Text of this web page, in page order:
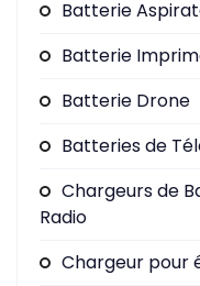
Batterie
Batterie
Batterie Drone
Batteries de
Chargeurs de
Radio
Chargeur pour